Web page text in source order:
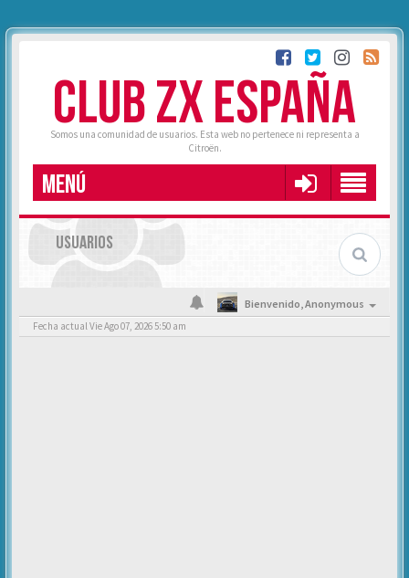
CLUB ZX ESPAÑA
Somos una comunidad de usuarios. Esta web no pertenece ni representa a
Citroën.
MENÚ
USUARIOS
Bienvenido,Anonymous
Fecha actual Vie Ago 07, 2026 5:50 am